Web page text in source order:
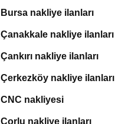
Bursa nakliye ilanları
Çanakkale nakliye ilanları
Çankırı nakliye ilanları
Çerkezköy nakliye ilanları
CNC nakliyesi
Çorlu nakliye ilanları